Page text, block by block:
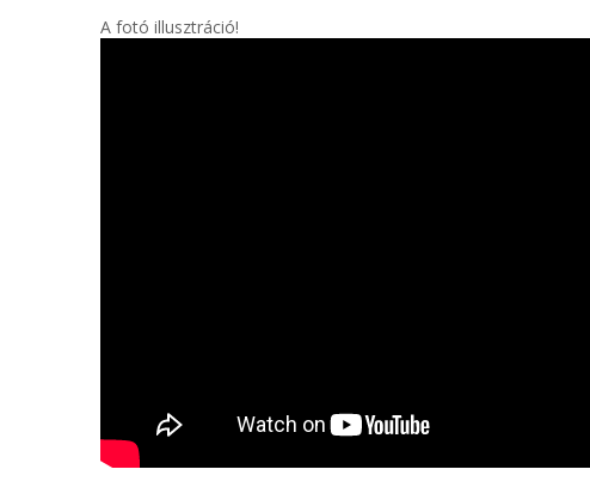
A fotó illusztráció!